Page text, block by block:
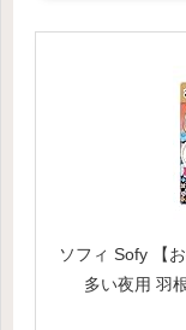
ソフィ Sofy 【
多い夜用 羽